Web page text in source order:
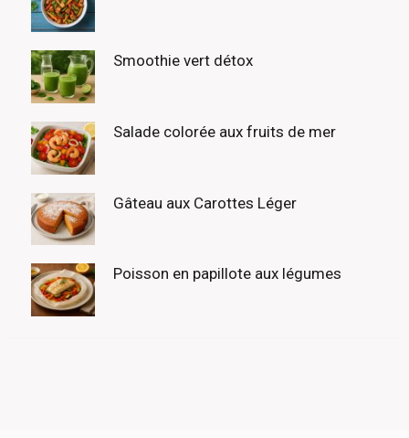
Smoothie vert détox
Salade colorée aux fruits de mer
Gâteau aux Carottes Léger
Poisson en papillote aux légumes